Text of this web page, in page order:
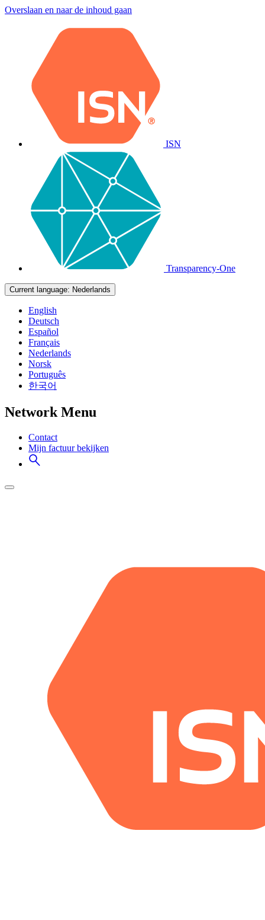
Overslaan en naar de inhoud gaan
ISN
Transparency-One
Current language: Nederlands
English
Deutsch
Español
Français
Nederlands
Norsk
Português
한국어
Network Menu
Contact
Mijn factuur bekijken